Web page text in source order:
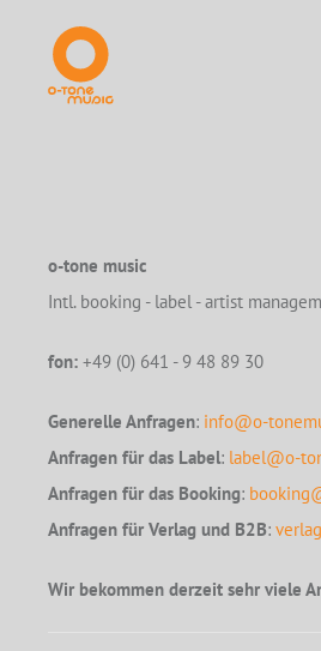
o-tone music
Intl. booking - label - artist
fon: +49 (0) 641 - 9 48 89 30
Generelle Anfragen: info@o-
Anfragen für das Label: label@o-
Anfragen für das Booking:
Anfragen für Verlag und B2B:
Wir bekommen derzeit sehr viele